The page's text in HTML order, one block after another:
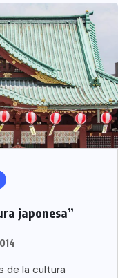
japonesa”
de la cultura